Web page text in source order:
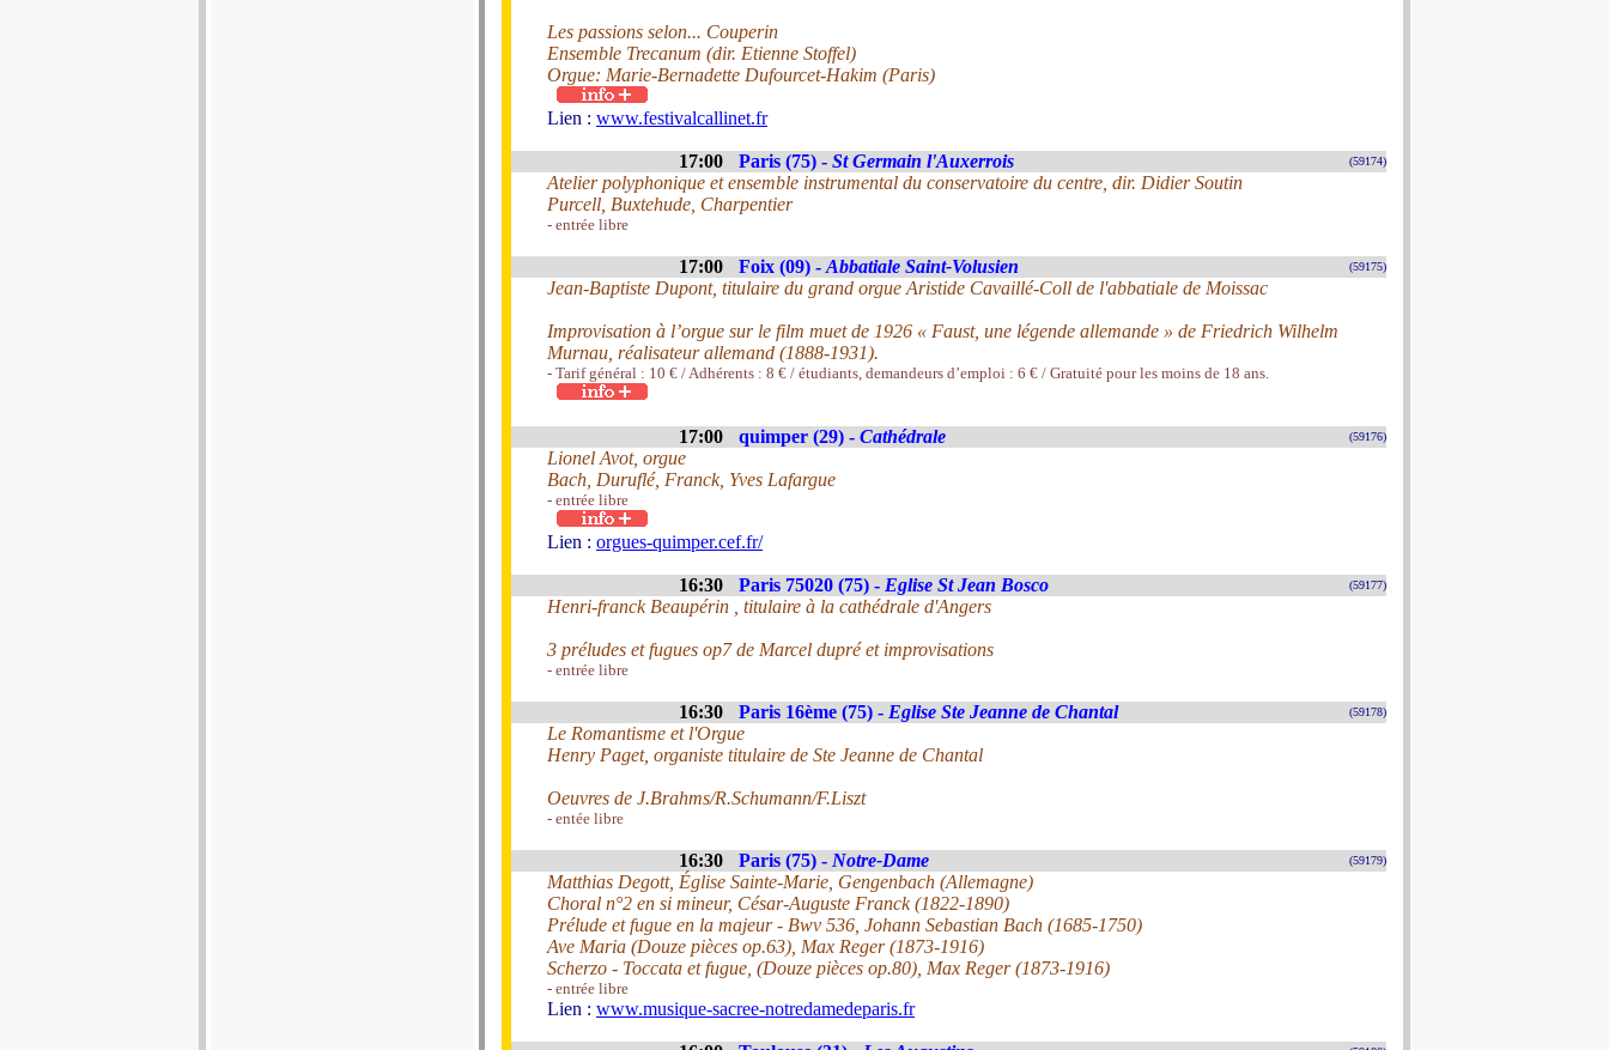
Les passions selon... Couperin
Ensemble Trecanum (dir. Etienne Stoffel)
Orgue: Marie-Bernadette Dufourcet-Hakim (Paris)
Lien : www.festivalcallinet.fr
17:00 Paris (75) - St Germain l'Auxerrois (59174)
Atelier polyphonique et ensemble instrumental du conservatoire du centre, dir. Didier Soutin
Purcell, Buxtehude, Charpentier
- entrée libre
17:00 Foix (09) - Abbatiale Saint-Volusien (59175)
Jean-Baptiste Dupont, titulaire du grand orgue Aristide Cavaillé-Coll de l'abbatiale de Moissac
Improvisation à l’orgue sur le film muet de 1926 « Faust, une légende allemande » de Friedrich Wilhelm
Murnau, réalisateur allemand (1888-1931).
- Tarif général : 10 € / Adhérents : 8 € / étudiants, demandeurs d’emploi : 6 € / Gratuité pour les moins de 18 ans.
17:00 quimper (29) - Cathédrale (59176)
Lionel Avot, orgue
Bach, Duruflé, Franck, Yves Lafargue
- entrée libre
Lien : orgues-quimper.cef.fr/
16:30 Paris 75020 (75) - Eglise St Jean Bosco (59177)
Henri-franck Beaupérin , titulaire à la cathédrale d'Angers
3 préludes et fugues op7 de Marcel dupré et improvisations
- entrée libre
16:30 Paris 16ème (75) - Eglise Ste Jeanne de Chantal (59178)
Le Romantisme et l'Orgue
Henry Paget, organiste titulaire de Ste Jeanne de Chantal
Oeuvres de J.Brahms/R.Schumann/F.Liszt
- entée libre
16:30 Paris (75) - Notre-Dame (59179)
Matthias Degott, Église Sainte-Marie, Gengenbach (Allemagne)
Choral n°2 en si mineur, César-Auguste Franck (1822-1890)
Prélude et fugue en la majeur - Bwv 536, Johann Sebastian Bach (1685-1750)
Ave Maria (Douze pièces op.63), Max Reger (1873-1916)
Scherzo - Toccata et fugue, (Douze pièces op.80), Max Reger (1873-1916)
- entrée libre
Lien : www.musique-sacree-notredamedeparis.fr